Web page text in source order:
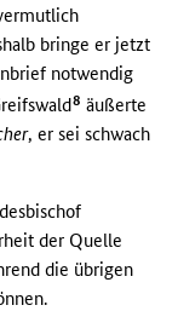
bringe er jetzt
notwendig
8 äußerte
, er sei schwach
der Quelle
die übrigen